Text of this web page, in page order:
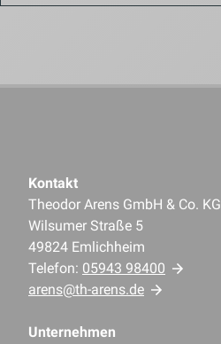
Kontakt
Theodor Arens GmbH & Co. KG
Wilsumer Straße 5
49824 Emlichheim
Telefon: 05943 98400
arens@th-arens.de
Unternehmen